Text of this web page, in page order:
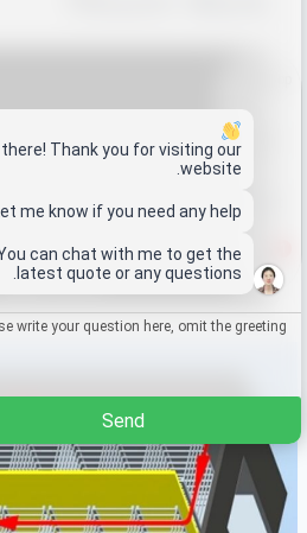
Chat
there! Thank you for visiting our
website.
me know if you need any help.
can chat with me to get the
latest quote or any questions.
Send